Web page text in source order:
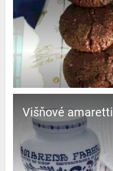
Višňové amaretti